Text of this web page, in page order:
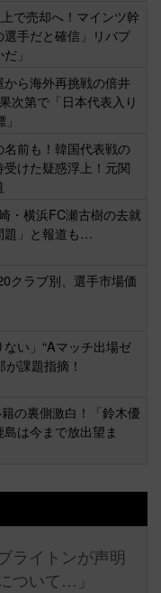
で売却へ！マインツ幹
手だと確信」リバプ
」
から海外再挑戦の倍井
次第で「日本代表入り
前も！韓国代表戦の
けた疑惑浮上！元関
・横浜FC瀬古樹の去就
題」と報道も…
クラブ別、選手市場価
い」“Aマッチ出場ゼ
課題指摘！
の裏側激白！「鈴木優
は今まで放出望ま
ライトンが声明
ついて…」